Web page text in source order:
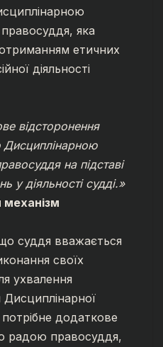
яка
етичних
діяльності
відсторонення
на підставі
у діяльності судді.»
суддя вважається
своїх
ухвалення
Дисциплінарної
додаткове
радою правосуддя,